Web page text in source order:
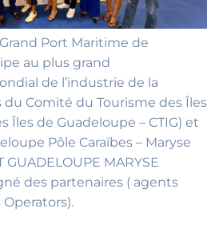
Grand Port Maritime de
au plus grand
de l’industrie de la
du Comité du Tourisme des Îles
Îles de Guadeloupe – CTIG) et
Pôle Caraïbes – Maryse
GUADELOUPE MARYSE
des partenaires ( agents